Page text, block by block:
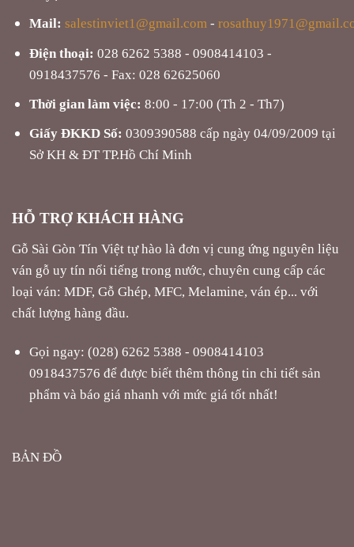
Mail: salestinviet1@gmail.com -
Điện thoại: 028 6262 5388 - 0908414103 -
0918437576 - Fax: 028 62625060
Thời gian làm việc: 8:00 - 17:00 (Th 2 - Th7)
Giấy ĐKKD Số: 0309390588 cấp ngày 04/09/2009 tại
Sở KH & ĐT TP.Hồ Chí Minh
HỖ TRỢ KHÁCH HÀNG
Gỗ Sài Gòn Tín Việt tự hào là đơn vị cung ứng nguyên liệu
ván gỗ uy tín nổi tiếng trong nước, chuyên cung cấp các
loại ván: MDF, Gỗ Ghép, MFC, Melamine, ván ép... với
chất lượng hàng đầu.
Gọi ngay: (028) 6262 5388 - 0908414103
0918437576 để được biết thêm thông tin chi tiết sản
phẩm và báo giá nhanh với mức giá tốt nhất!
BẢN ĐỒ